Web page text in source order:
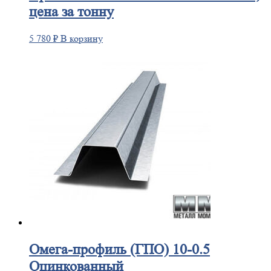
цена за тонну
5 780 ₽ В корзину
Омега-профиль(ГПО) 10-0.5
Оцинкованный